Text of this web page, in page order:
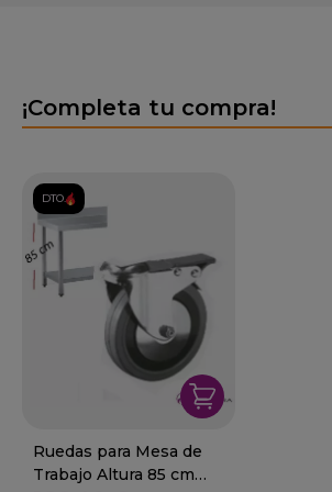
¡Completa tu compra!
DTO.
Ruedas para Mesa de
Trabajo Altura 85 cm